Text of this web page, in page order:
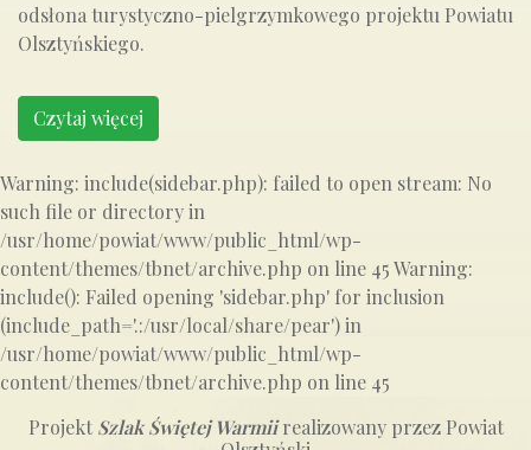
odsłona turystyczno-pielgrzymkowego projektu Powiatu
Olsztyńskiego.
Czytaj więcej
Warning: include(sidebar.php): failed to open stream: No
such file or directory in
/usr/home/powiat/www/public_html/wp-
content/themes/tbnet/archive.php on line 45 Warning:
include(): Failed opening 'sidebar.php' for inclusion
(include_path='.:/usr/local/share/pear') in
/usr/home/powiat/www/public_html/wp-
content/themes/tbnet/archive.php on line 45
Projekt Szlak Świętej Warmiirealizowany przez Powiat